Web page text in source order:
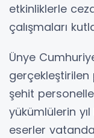
etkinliklerle
çalışmaları
Ünye
şehit
yükümlülerin
eserler